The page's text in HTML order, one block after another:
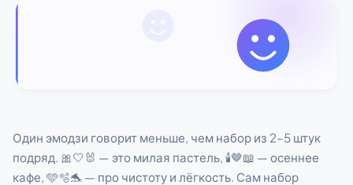
Один эмодзи говорит меньше, чем набор из 2–5 штук
подряд. 🎀🤍🐰 — это милая пастель, 🕯️🤎📖 — осеннее
кафе, 🩵🫧🐬 — про чистоту и лёгкость. Сам набор